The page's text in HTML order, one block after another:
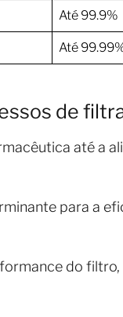
Até 99.9%
Até
de
até a
para a
do